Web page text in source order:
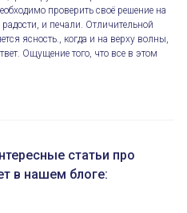
проверить своё решение на
и печали. Отличительной
ясность., когда и на верху волны,
Ощущение того, что все в этом
статьи про
в нашем блоге: